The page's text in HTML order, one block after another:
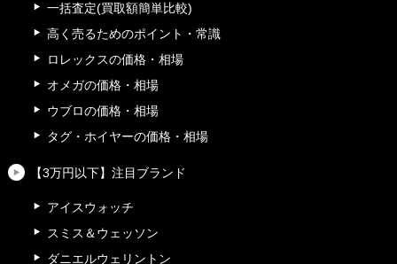
一括査定(買取額簡単比較)
高く売るためのポイント・常識
ロレックスの価格・相場
オメガの価格・相場
ウブロの価格・相場
タグ・ホイヤーの価格・相場
【3万円以下】注目ブランド
アイスウォッチ
スミス＆ウェッソン
ダニエルウェリントン